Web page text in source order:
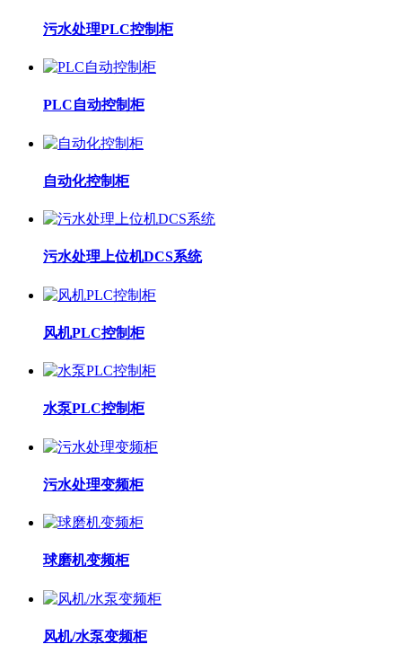
污水处理PLC控制柜
PLC自动控制柜
自动化控制柜
污水处理上位机DCS系统
风机PLC控制柜
水泵PLC控制柜
污水处理变频柜
球磨机变频柜
风机/水泵变频柜